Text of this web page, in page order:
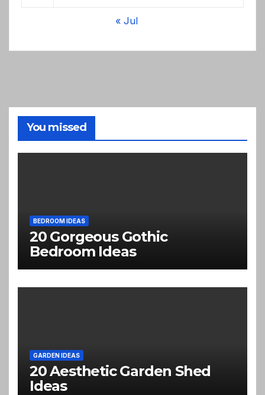
« Jul
You missed
BEDROOM IDEAS
20 Gorgeous Gothic
Bedroom Ideas
GARDEN IDEAS
20 Aesthetic Garden Shed
Ideas